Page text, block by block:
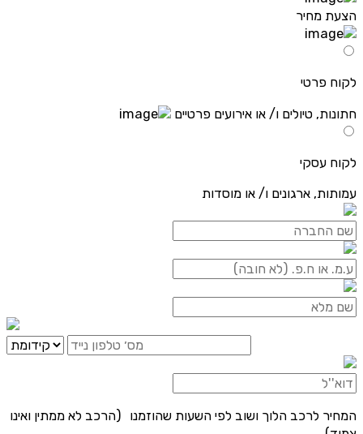
הצעת מחיר
לקוח פרטי
חתונות, טיולים ו/ או אירועים פרטיים
לקוח עסקי
עמותות, ארגונים ו/ או מוסדות
המחיר לרכב הלוך ושוב לפי השעות שהוזמנו (הרכב לא ממתין ואינו